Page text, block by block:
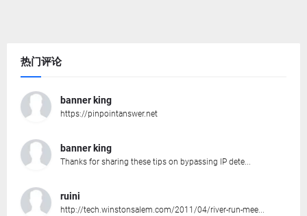
热门评论
banner king
https://pinpointanswer.net
banner king
Thanks for sharing these tips on bypassing IP dete...
ruini
http://tech.winstonsalem.com/2011/04/river-run-mee...